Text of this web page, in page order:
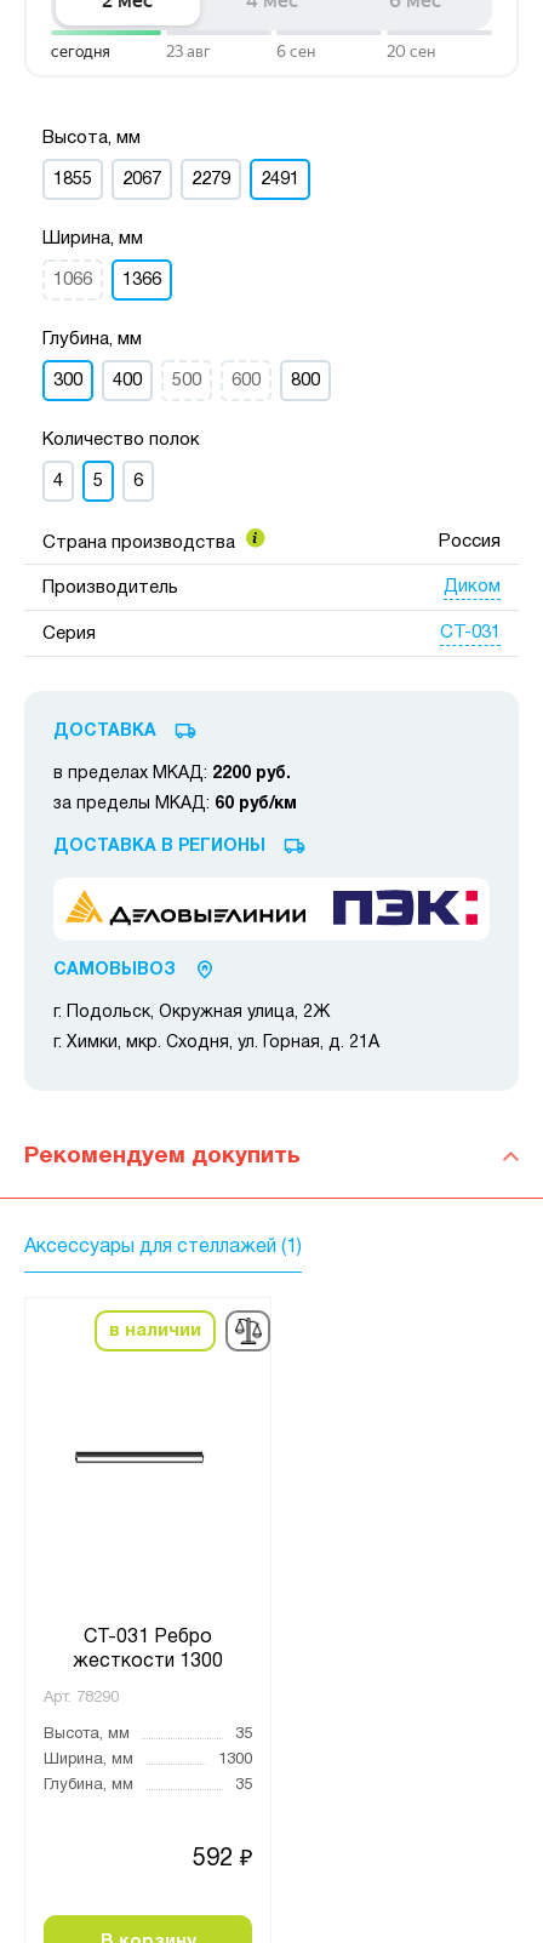
Высота, мм
1855 2067 2279 2491
Ширина, мм
1066 1366
Глубина, мм
300 400 500 600 800
Количество полок
4 5 6
Страна производства Россия
Производитель Диком
Серия СТ-031
ДОСТАВКА
в пределах МКАД: 2200 руб.
за пределы МКАД: 60 руб/км
ДОСТАВКА В РЕГИОНЫ
САМОВЫВОЗ
г. Подольск, Окружная улица, 2Ж
г. Химки, мкр. Сходня, ул. Горная, д. 21А
Рекомендуем докупить
Аксессуары для стеллажей (1)
в наличии
СТ-031 Ребро
жесткости 1300
Арт. 78290
Высота, мм
35
Ширина, мм
1300
Глубина, мм
35
592 ₽